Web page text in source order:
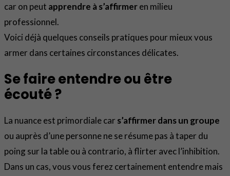
car on peut apprendre à s’affirmeren milieu
professionnel.
Voici déjà quelques conseils pratiques pour mieux vous
armer dans certaines circonstances délicates.
Se faire entendre ou être
écouté ?
La nuance est primordiale car s’affirmer dans un groupe
ou auprès d’une personne ne se résume pas à taper du
poing sur la table ou à contrario, à flirter avec l’inhibition.
Dans un cas, vous vous ferez certainement entendre mais